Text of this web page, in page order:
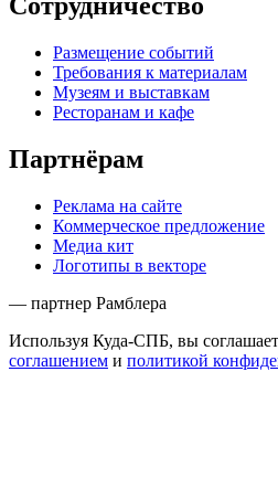
Размещение событий
Требования к материалам
Музеям и выставкам
Ресторанам и кафе
Партнёрам
Реклама на сайте
Коммерческое предложение
Медиа кит
Логотипы в векторе
— партнер Рамблера
Используя Куда-СПБ, вы
соглашением и политикой